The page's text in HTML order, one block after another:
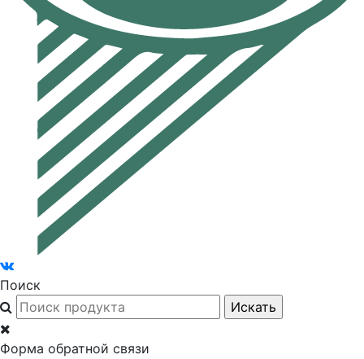
Поиск
Форма обратной связи